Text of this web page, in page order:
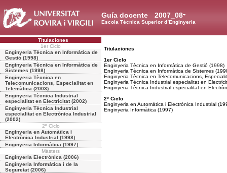
2007_08
Guía docente
Escola Tècnica Superior d`Enginyeria
Titulaciones
1er Ciclo
Enginyeria Tècnica en Informàtica de
Gestió (1998)
Enginyeria Tècnica en Informàtica de
Sistemes (1998)
Enginyeria Tècnica en
Telecomunicacions, Especialitat en
Telemàtica (2003)
Enginyeria Tècnica Industrial
especialitat en Electricitat (2002)
Enginyeria Tècnica Industrial
especialitat en Electrònica Industrial
(2002)
2º Ciclo
Enginyeria en Automàtica i
Electrònica Industrial (1998)
Enginyeria Informàtica (1997)
Másters
Enginyeria Electrònica (2006)
Enginyeria Informàtica i de la
Seguretat (2006)
Titulaciones
1er Ciclo
Enginyeria Tècnica en Informàtica de Gestió (1998)
Enginyeria Tècnica en Informàtica de Sistemes
Enginyeria Tècnica en Telecomunicacions,
Enginyeria Tècnica Industrial especialitat en
Enginyeria Tècnica Industrial especialitat en
2º Ciclo
Enginyeria en Automàtica i Electrònica Industrial
Enginyeria Informàtica (1997)